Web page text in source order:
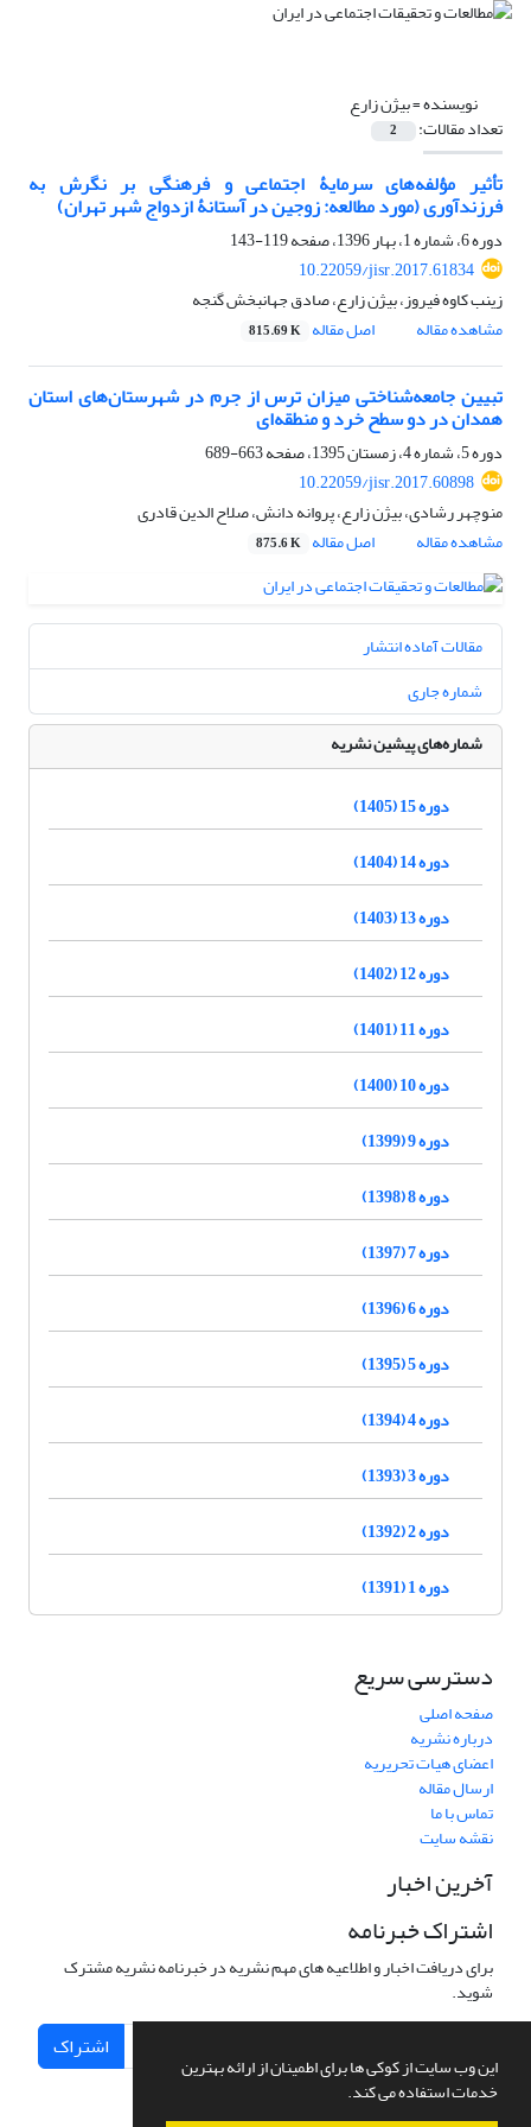
این وب سایت از کوکی ها برای اطمینان از ارائه بهترین
خدمات استفاده می کند.
نویسنده =بیژن زارع
تعداد مقالات: 2
تأثیر مؤلفه‌های سرمایۀ اجتماعی و فرهنگی بر نگرش به
فرزندآوری (مورد مطالعه: زوجین در آستانۀ ازدواج شهر تهران)
دوره 6، شماره 1، بهار 1396، صفحه
119-143
10.22059/jisr.2017.61834
زینب کاوه فیروز، بیژن زارع، صادق جهانبخش گنجه
مشاهده مقاله
اصل مقاله 815.69 K
تبیین جامعه‌شناختی میزان ترس از جرم در شهرستان‌های استان
همدان در دو سطح خرد و منطقه‌ای
دوره 5، شماره 4، زمستان 1395، صفحه
663-689
10.22059/jisr.2017.60898
منوچهر رشادی، بیژن زارع، پروانه دانش، صلاح الدین قادری
مشاهده مقاله
اصل مقاله 875.6 K
مقالات آماده انتشار
شماره جاری
شماره‌های پیشین نشریه
دوره 15 (1405)
دوره 14 (1404)
دوره 13 (1403)
دوره 12 (1402)
دوره 11 (1401)
دوره 10 (1400)
دوره 9 (1399)
دوره 8 (1398)
دوره 7 (1397)
دوره 6 (1396)
دوره 5 (1395)
دوره 4 (1394)
دوره 3 (1393)
دوره 2 (1392)
دوره 1 (1391)
دسترسی سریع
صفحه اصلی
درباره نشریه
اعضای هیات تحریریه
ارسال مقاله
تماس با ما
نقشه سایت
آخرین اخبار
اشتراک خبرنامه
برای دریافت اخبار و اطلاعیه های مهم نشریه در خبرنامه نشریه مشترک
شوید.
اشتراک